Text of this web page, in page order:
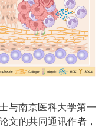
与南京医科大学第一
文的共同通讯作者，